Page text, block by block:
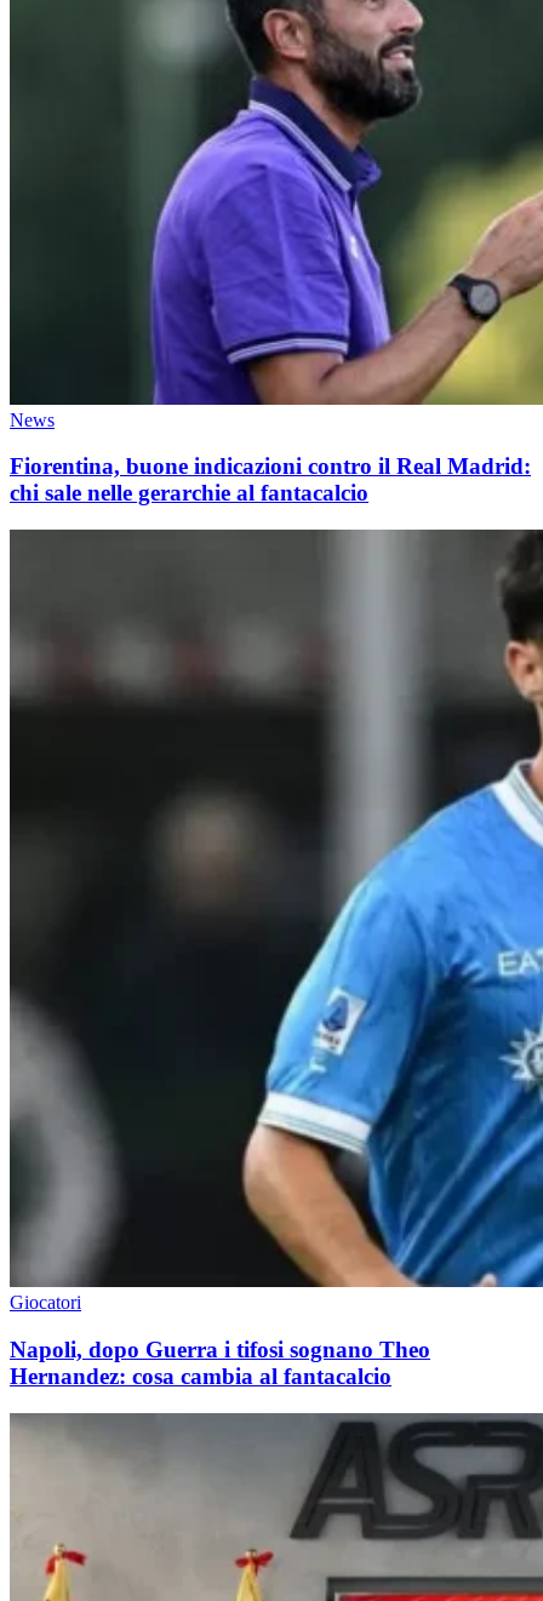
News
Fiorentina, buone indicazioni contro il Real Madrid:
chi sale nelle gerarchie al fantacalcio
Giocatori
Napoli, dopo Guerra i tifosi sognano Theo
Hernandez: cosa cambia al fantacalcio